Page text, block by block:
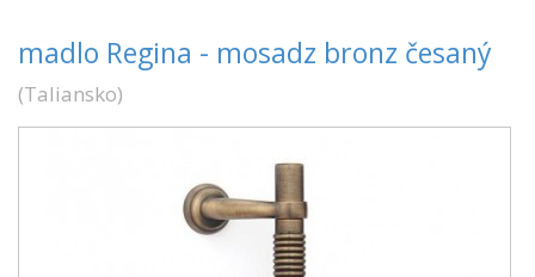
madlo Regina - mosadz bronz česaný
(Taliansko)